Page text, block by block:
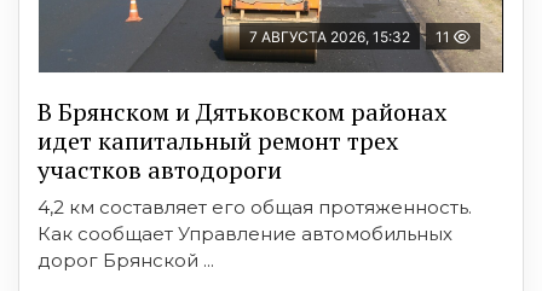
7 АВГУСТА 2026, 15:32 11
В Брянском и Дятьковском районах
идет капитальный ремонт трех
участков автодороги
4,2 км составляет его общая протяженность.
Как сообщает Управление автомобильных
дорог Брянской ...